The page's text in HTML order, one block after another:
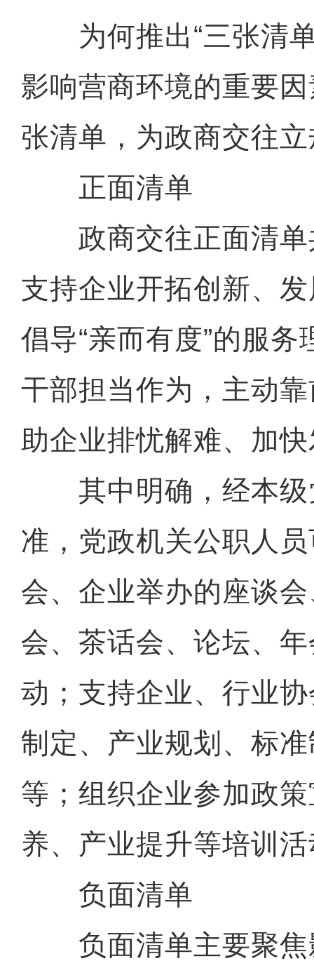
为何推出“三张清单
影响营商环境的重要
张清单，为政商交往
正面清单
政商交往正面清单
支持企业开拓创新、
倡导“亲而有度”的服
干部担当作为，主动
助企业排忧解难、加
其中明确，经本级
准，党政机关公职人
会、企业举办的座谈
会、茶话会、论坛、
动；支持企业、行业
制定、产业规划、标
等；组织企业参加政
养、产业提升等培训
负面清单
负面清单主要聚焦